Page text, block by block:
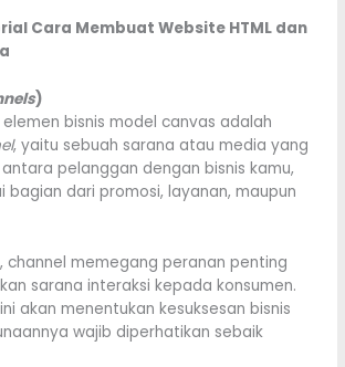
Cara Membuat Website HTML dan
)
bisnis model canvas adalah
, yaitu sebuah sarana atau media yang
pelanggan dengan bisnis kamu,
bagian dari promosi, layanan, maupun
channel memegang peranan penting
sarana interaksi kepada konsumen.
akan menentukan kesuksesan bisnis
wajib diperhatikan sebaik